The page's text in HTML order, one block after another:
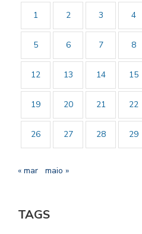
1
2 3 4
5 6 7 8
12 13 14 15
19 20 21 22
26 27 28 29
« mar maio »
TAGS